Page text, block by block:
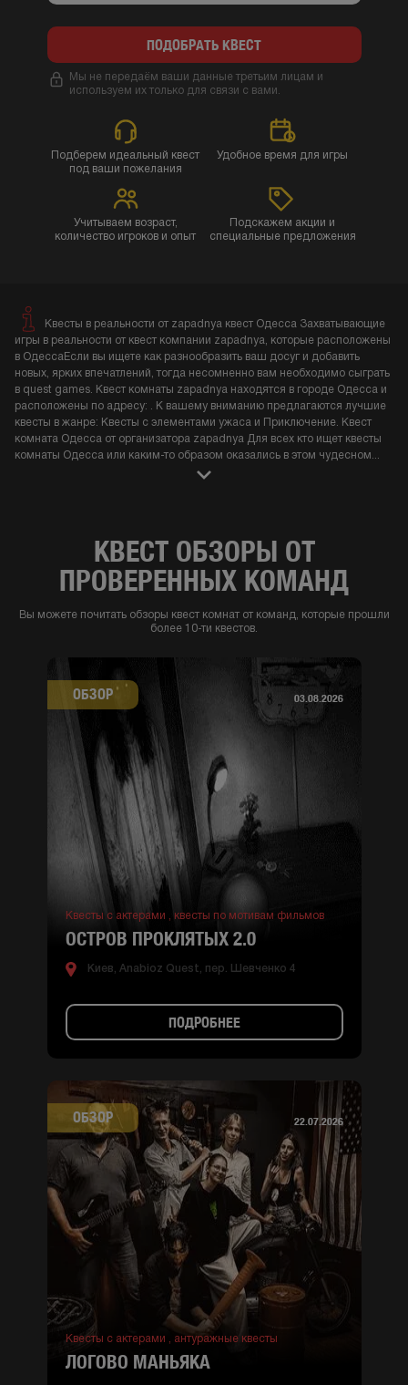
ПОДОБРАТЬ КВЕСТ
Мы не передаём ваши данные третьим лицам и
используем их только для связи с вами.
Подберем идеальный квест
под ваши пожелания
Удобное время для игры
Учитываем возраст,
количество игроков и опыт
Подскажем акции и
специальные предложения
Квесты в реальности от zapadnya квест Одесса Захватывающие
игры в реальности от квест компании zapadnya, которые расположены
в ОдессаЕсли вы ищете как разнообразить ваш досуг и добавить
новых, ярких впечатлений, тогда несомненно вам необходимо сыграть
в quest games. Квест комнаты zapadnya находятся в городе Одесса и
расположены по адресу: . К вашему вниманию предлагаются лучшие
квесты в жанре: Квесты с элементами ужаса и Приключение. Квест
комната Одесса от организатора zapadnya Для всех кто ищет квесты
комнаты Одесса или каким-то образом оказались в этом чудесном
КВЕСТ ОБЗОРЫ ОТ
ПРОВЕРЕННЫХ КОМАНД
Вы можете почитать обзоры квест комнат от команд, которые прошли
более 10-ти квестов.
ОБЗОР 03.08.2026
Квесты с актерами , квесты по мотивам фильмов
ОСТРОВ ПРОКЛЯТЫХ 2.0
Киев, Anabioz Quest, пер. Шевченко 4
ПОДРОБНЕЕ
ОБЗОР 22.07.2026
Квесты с актерами , антуражные квесты
ЛОГОВО МАНЬЯКА